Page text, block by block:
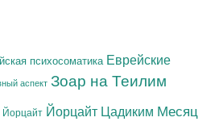
психосоматика Еврейские
аспект Зоар на Теилим
Йорцайт Йорцайт Цадиким Месяц